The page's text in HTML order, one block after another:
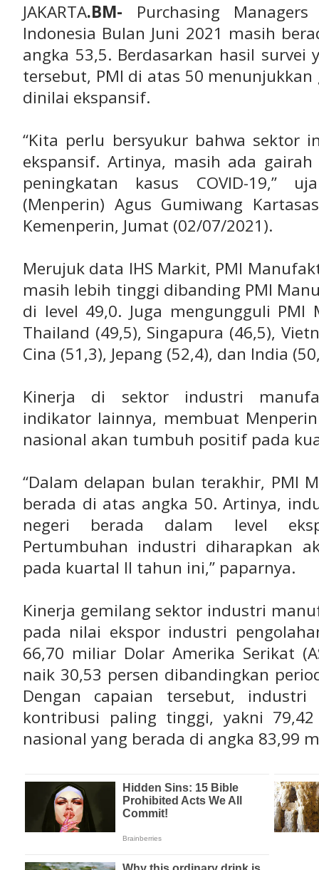
JAKARTA.BM- Purchasing
Indonesia Bulan Juni 2021 masih
angka 53,5. Berdasarkan hasil survei
tersebut, PMI di atas 50
dinilai ekspansif.
“Kita perlu bersyukur bahwa sektor
ekspansif. Artinya, masih ada
peningkatan kasus COVID-19,”
(Menperin) Agus Gumiwang
Kemenperin, Jumat (02/07/2021).
Merujuk data IHS Markit, PMI
masih lebih tinggi dibanding PMI
di level 49,0. Juga mengungguli PMI
Thailand (49,5), Singapura (46,5),
Cina (51,3), Jepang (52,4), dan India
Kinerja di sektor industri
indikator lainnya, membuat
nasional akan tumbuh positif pada
“Dalam delapan bulan terakhir, PMI
berada di atas angka 50. Artinya,
negeri berada dalam level
Pertumbuhan industri diharapkan
pada kuartal II tahun ini,” paparnya.
Kinerja gemilang sektor industri
pada nilai ekspor industri
66,70 miliar Dolar Amerika Serikat
naik 30,53 persen dibandingkan
Dengan capaian tersebut, industri
kontribusi paling tinggi, yakni
nasional yang berada di angka 83,99